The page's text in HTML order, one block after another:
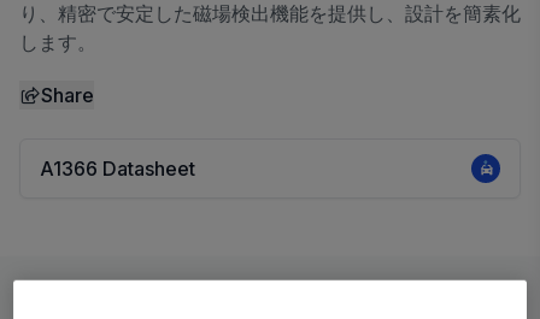
り、精密で安定した磁場検出機能を提供し、設計を簡素化
します。
Share
A1366 Datasheet